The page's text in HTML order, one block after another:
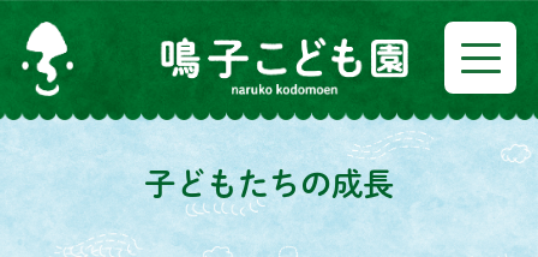
子どもたちの成長